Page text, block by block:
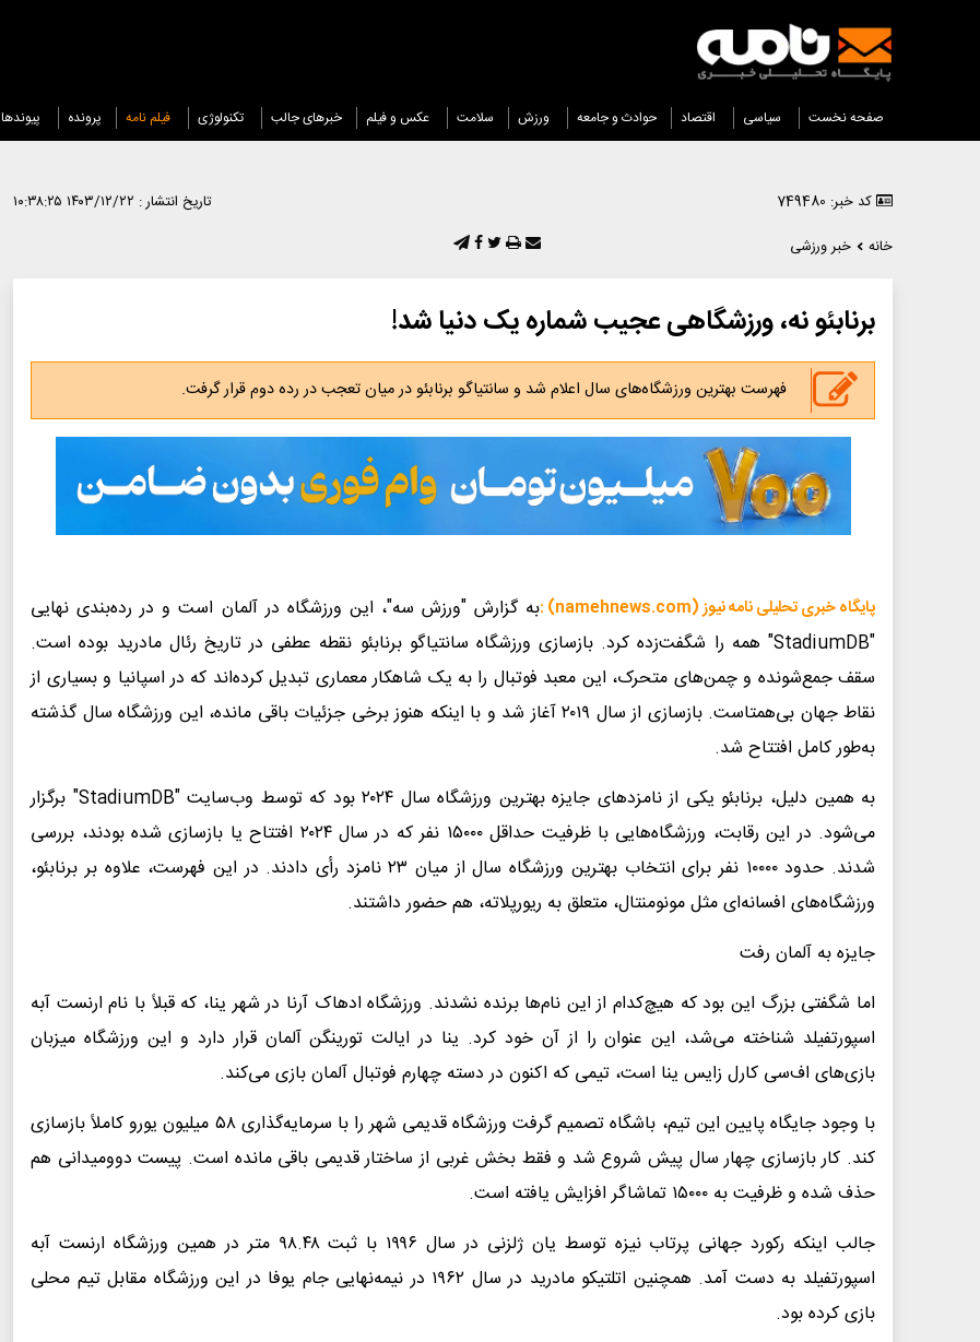
صفحه نخست سیاسی اقتصاد حوادث و جامعه ورزش سلامت عکس و فیلم خبرهای جالب تکنولوژی فیلم نامه پرونده پیوندها
کد خبر: 749480 تاریخ انتشار : ۱۴۰۳/۱۲/۲۲ ۱۰:۳۸:۲۵
خانه
خبر ورزشی
برنابئو نه، ورزشگاهی عجیب شماره یک دنیا شد!
فهرست بهترین ورزشگاه‌های سال اعلام شد و سانتیاگو برنابئو در میان تعجب در رده دوم قرار گرفت.
پایگاه خبری تحلیلی نامه نیوز (namehnews.com) :
به گزارش "ورزش سه"، این ورزشگاه در آلمان است و در رده‌بندی نهایی
"StadiumDB" همه را شگفت‌زده کرد. بازسازی ورزشگاه سانتیاگو برنابئو نقطه عطفی در تاریخ رئال مادرید بوده است.
سقف جمع‌شونده و چمن‌های متحرک، این معبد فوتبال را به یک شاهکار معماری تبدیل کرده‌اند که در اسپانیا و بسیاری از
نقاط جهان بی‌همتاست. بازسازی از سال ۲۰۱۹ آغاز شد و با اینکه هنوز برخی جزئیات باقی مانده، این ورزشگاه سال گذشته
به‌طور کامل افتتاح شد.
به همین دلیل، برنابئو یکی از نامزدهای جایزه بهترین ورزشگاه سال ۲۰۲۴ بود که توسط وب‌سایت "StadiumDB" برگزار
می‌شود. در این رقابت، ورزشگاه‌هایی با ظرفیت حداقل ۱۵۰۰۰ نفر که در سال ۲۰۲۴ افتتاح یا بازسازی شده بودند، بررسی
شدند. حدود ۱۰۰۰۰ نفر برای انتخاب بهترین ورزشگاه سال از میان ۲۳ نامزد رأی دادند. در این فهرست، علاوه بر برنابئو،
ورزشگاه‌های افسانه‌ای مثل مونومنتال، متعلق به ریورپلاته، هم حضور داشتند.
جایزه به آلمان رفت
اما شگفتی بزرگ این بود که هیچ‌کدام از این نام‌ها برنده نشدند. ورزشگاه ادهاک آرنا در شهر ینا، که قبلاً با نام ارنست آبه
اسپورتفیلد شناخته می‌شد، این عنوان را از آن خود کرد. ینا در ایالت تورینگن آلمان قرار دارد و این ورزشگاه میزبان
بازی‌های اف‌سی کارل زایس ینا است، تیمی که اکنون در دسته چهارم فوتبال آلمان بازی می‌کند.
با وجود جایگاه پایین این تیم، باشگاه تصمیم گرفت ورزشگاه قدیمی شهر را با سرمایه‌گذاری ۵۸ میلیون یورو کاملاً بازسازی
کند. کار بازسازی چهار سال پیش شروع شد و فقط بخش غربی از ساختار قدیمی باقی مانده است. پیست دوومیدانی هم
حذف شده و ظرفیت به ۱۵۰۰۰ تماشاگر افزایش یافته است.
جالب اینکه رکورد جهانی پرتاب نیزه توسط یان ژلزنی در سال ۱۹۹۶ با ثبت ۹۸.۴۸ متر در همین ورزشگاه ارنست آبه
اسپورتفیلد به دست آمد. همچنین اتلتیکو مادرید در سال ۱۹۶۲ در نیمه‌نهایی جام یوفا در این ورزشگاه مقابل تیم محلی
بازی کرده بود.